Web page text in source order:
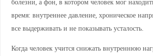
время: внутреннее давление, хроническое
все выдерживать и не показывать усталость.
Когда человек учится снижать внутреннюю